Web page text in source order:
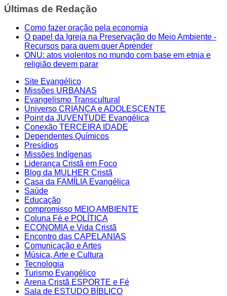
Últimas de Redação
Como fazer oração pela economia
O papel da Igreja na Preservação do Meio Ambiente -
Recursos para quem quer Aprender
ONU: atos violentos no mundo com base em etnia e
religião devem parar
Site Evangélico
Missões URBANAS
Evangelismo Transcultural
Universo CRIANÇA e ADOLESCENTE
Point da JUVENTUDE Evangélica
Conexão TERCEIRA IDADE
Dependentes Químicos
Presídios
Missões Indígenas
Liderança Cristã em Foco
Blog da MULHER Cristã
Casa da FAMÍLIA Evangélica
Saúde
Educação
compromisso MEIO AMBIENTE
Coluna Fé e POLÍTICA
ECONOMIA e Vida Cristã
Encontro das CAPELANIAS
Comunicação e Artes
Música, Arte e Cultura
Tecnologia
Turismo Evangélico
Arena Cristã ESPORTE e Fé
Sala de ESTUDO BÍBLICO